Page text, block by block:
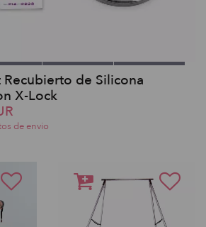
Recubierto de Silicona
X-Lock
de envio